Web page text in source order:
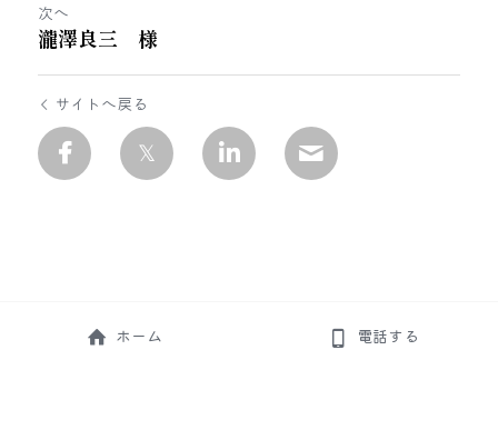
次へ
瀧澤良三 様
サイトへ戻る
ホーム 電話する